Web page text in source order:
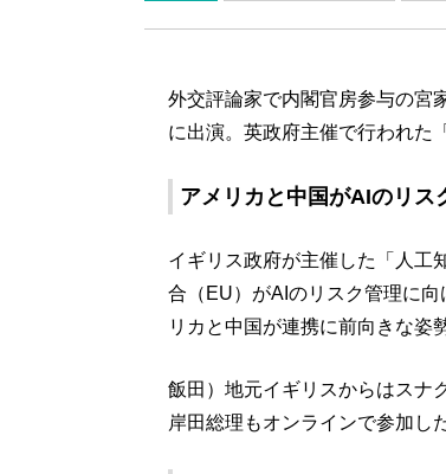
外交評論家で内閣官房参与の宮
に出演。英政府主催で行われた
アメリカと中国がAIのリス
イギリス政府が主催した「人工
合（EU）がAIのリスク管理に
リカと中国が連携に前向きな姿
飯田）地元イギリスからはスナ
岸田総理もオンラインで参加し